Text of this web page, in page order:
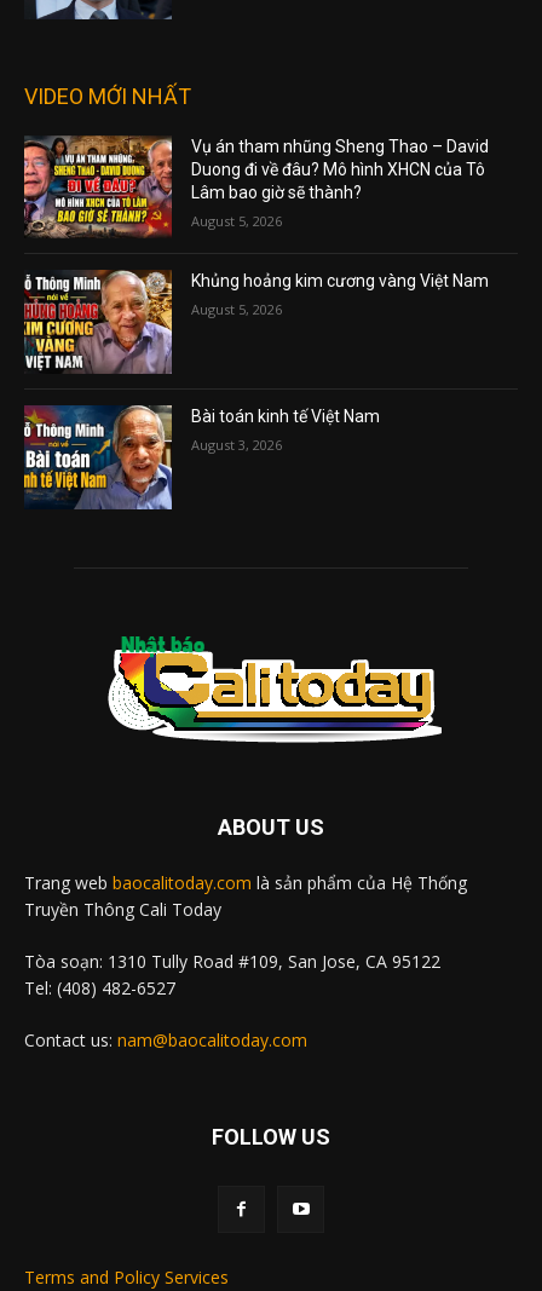
VIDEO MỚI NHẤT
Vụ án tham nhũng Sheng Thao – David
Duong đi về đâu? Mô hình XHCN của Tô
Lâm bao giờ sẽ thành?
August 5, 2026
Khủng hoảng kim cương vàng Việt Nam
August 5, 2026
Bài toán kinh tế Việt Nam
August 3, 2026
ABOUT US
Trang web baocalitoday.com là sản phẩm của Hệ Thống
Truyền Thông Cali Today
Tòa soạn: 1310 Tully Road #109, San Jose, CA 95122
Tel: (408) 482-6527
Contact us: nam@baocalitoday.com
FOLLOW US
Terms and Policy Services